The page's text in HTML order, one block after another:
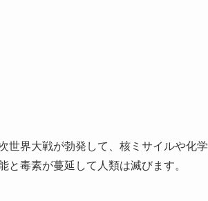
世界大戦が勃発して、核ミサイルや化
毒素が蔓延して人類は滅びます。